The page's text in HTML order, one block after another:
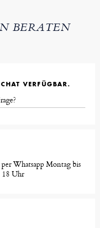
BERATEN
VERFÜGBAR.
Whatsapp Montag bis
18 Uhr